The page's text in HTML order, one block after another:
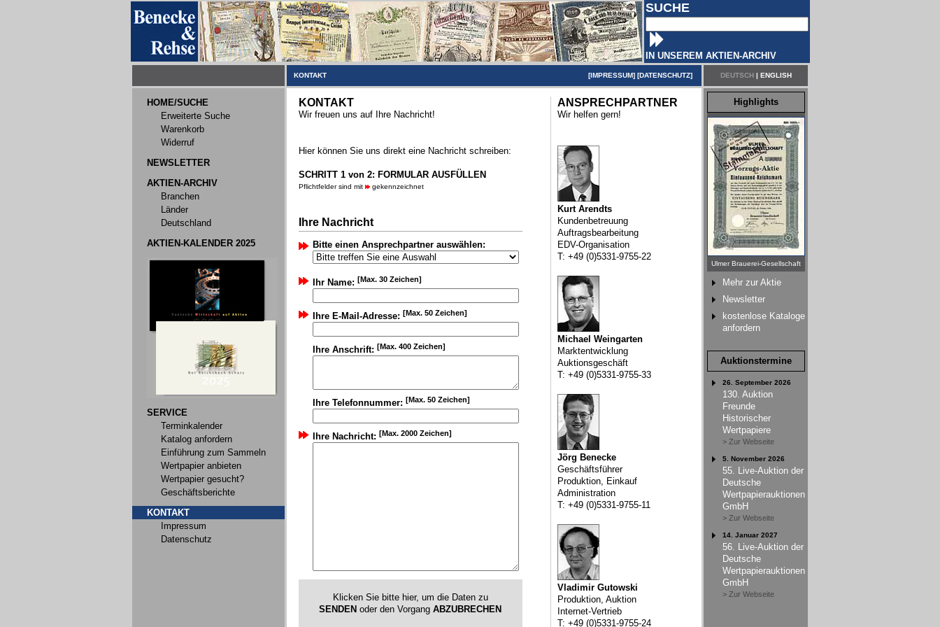
SUCHE
IN UNSEREM AKTIEN-ARCHIV
KONTAKT [IMPRESSUM] [DATENSCHUTZ] DEUTSCH| ENGLISH
HOME/SUCHE
Erweiterte Suche
Warenkorb
Widerruf
NEWSLETTER
AKTIEN-ARCHIV
Branchen
Länder
Deutschland
AKTIEN-KALENDER 2025
SERVICE
Terminkalender
Katalog anfordern
Einführung zum Sammeln
Wertpapier anbieten
Wertpapier gesucht?
Geschäftsberichte
KONTAKT
Impressum
Datenschutz
KONTAKT
Wir freuen uns auf Ihre Nachricht!
Hier können Sie uns direkt eine Nachricht schreiben:
SCHRITT 1 von 2: FORMULAR AUSFÜLLEN
Pflichtfelder sind mit gekennzeichnet
Ihre Nachricht
Bitte einen Ansprechpartner auswählen:
Ihr Name: [Max. 30 Zeichen]
Ihre E-Mail-Adresse: [Max. 50 Zeichen]
Ihre Anschrift: [Max. 400 Zeichen]
Ihre Telefonnummer: [Max. 50 Zeichen]
Ihre Nachricht: [Max. 2000 Zeichen]
Klicken Sie bitte hier, um die Daten zu
SENDEN oder den Vorgang ABZUBRECHEN
ANSPRECHPARTNER
Wir helfen gern!
Kurt Arendts
Kundenbetreuung
Auftragsbearbeitung
EDV-Organisation
T: +49 (0)5331-9755-22
Michael Weingarten
Marktentwicklung
Auktionsgeschäft
T: +49 (0)5331-9755-33
Jörg Benecke
Geschäftsführer
Produktion, Einkauf
Administration
T: +49 (0)5331-9755-11
Vladimir Gutowski
Produktion, Auktion
Internet-Vertrieb
T: +49 (0)5331-9755-24
Highlights
Ulmer Brauerei-Gesellschaft
Mehr zur Aktie
Newsletter
kostenlose Kataloge
anfordern
Auktionstermine
26. September 2026
130. Auktion
Freunde
Historischer
Wertpapiere
> Zur Webseite
5. November 2026
55. Live-Auktion der
Deutsche
Wertpapierauktionen
GmbH
> Zur Webseite
14. Januar 2027
56. Live-Auktion der
Deutsche
Wertpapierauktionen
GmbH
> Zur Webseite